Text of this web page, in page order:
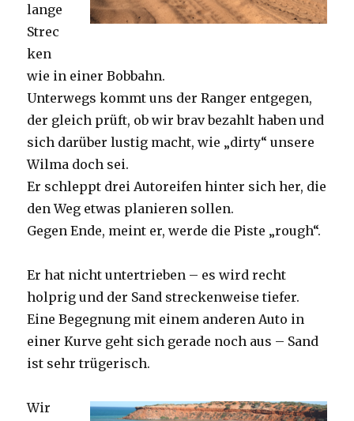
lange
Strec
ken
wie in einer Bobbahn.
Unterwegs kommt uns der Ranger entgegen,
der gleich prüft, ob wir brav bezahlt haben und
sich darüber lustig macht, wie „dirty“ unsere
Wilma doch sei.
Er schleppt drei Autoreifen hinter sich her, die
den Weg etwas planieren sollen.
Gegen Ende, meint er, werde die Piste „rough“.
Er hat nicht untertrieben – es wird recht
holprig und der Sand streckenweise tiefer.
Eine Begegnung mit einem anderen Auto in
einer Kurve geht sich gerade noch aus – Sand
ist sehr trügerisch.
Wir